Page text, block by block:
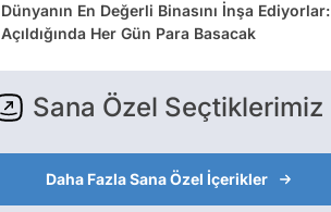
Dünyanın En Değerli Binasını İnşa Ediyorlar:
Açıldığında Her Gün Para Basacak
Sana Özel Seçtiklerimiz
Daha Fazla Sana Özel İçerikler